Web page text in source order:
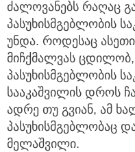
ძალოვანებს რაღაც
პასუხისმგებლობის
უნდა. როდესაც
მიჩქმალვას ცდილობ,
პასუხისმგებლობის
სააკაშვილის დროს
ადრე თუ გვიან, ამ
პასუხისმგებლობაც
მელაშვილი.